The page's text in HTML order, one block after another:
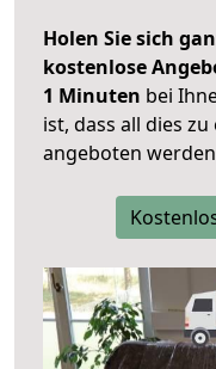
Holen Sie sich
kostenlose
1 Minuten bei
ist, dass all dies
angeboten